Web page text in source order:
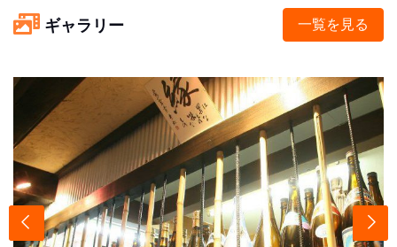
ギャラリー 一覧を見る